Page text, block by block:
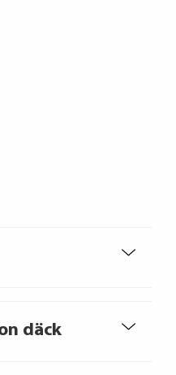
däck
tillbaka skulden i
dig till budget- och